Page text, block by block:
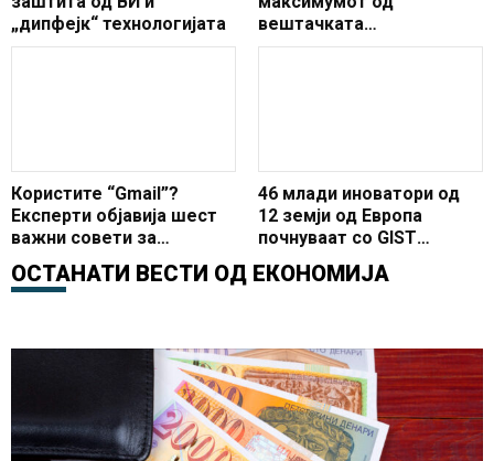
„дипфејк“ технологијата
вештачката
интелигенција
Користите “Gmail”?
Експерти објавија шест
важни совети за
безбедност
46 млади иноватори од
12 земји од Европа
почнуваат со GIST
регионалниот тренинг во
Скопје
ОСТАНАТИ ВЕСТИ ОД ЕКОНОМИЈА